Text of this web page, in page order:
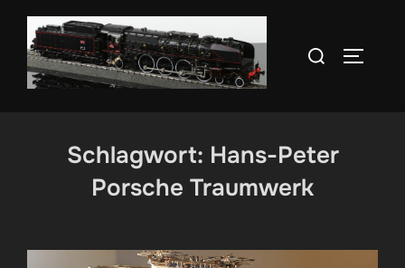
Zum
Inhalt
springen
Suchen
Schlagwort: Hans-Peter
Porsche Traumwerk